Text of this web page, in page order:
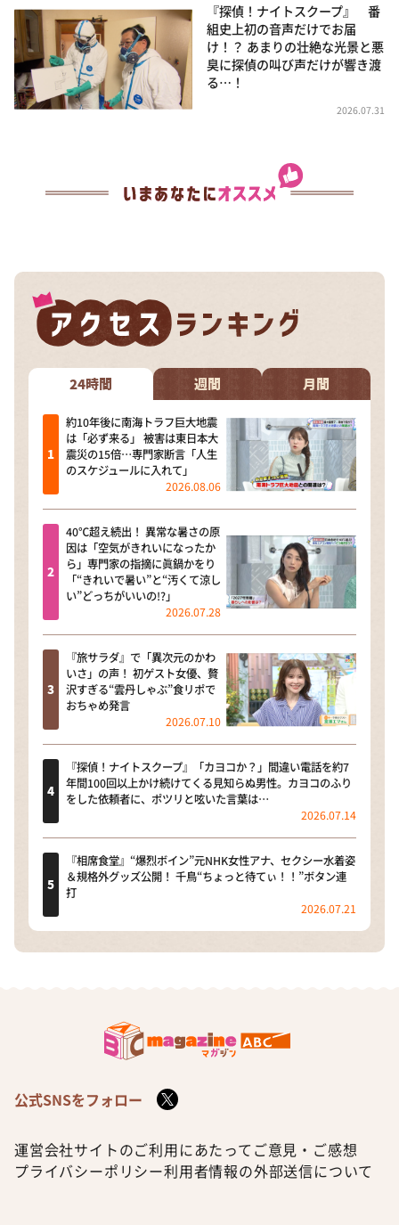
『探偵！ナイトスクープ』 番
組史上初の音声だけでお届
け！？ あまりの壮絶な光景と悪
臭に探偵の叫び声だけが響き渡
る…！
2026.07.31
24時間 週間 月間
約10年後に南海トラフ巨大地震
は「必ず来る」 被害は東日本大
震災の15倍…専門家断言「人生
のスケジュールに入れて」
2026.08.06
40℃超え続出！ 異常な暑さの原
因は「空気がきれいになったか
ら」専門家の指摘に眞鍋かをり
「“きれいで暑い”と“汚くて涼し
い”どっちがいいの!?」
2026.07.28
『旅サラダ』で「異次元のかわ
いさ」の声！ 初ゲスト女優、贅
沢すぎる“雲丹しゃぶ”食リポで
おちゃめ発言
2026.07.10
『探偵！ナイトスクープ』「カヨコか？」間違い電話を約7
年間100回以上かけ続けてくる見知らぬ男性。カヨコのふり
をした依頼者に、ポツリと呟いた言葉は…
2026.07.14
『相席食堂』“爆烈ボイン”元NHK女性アナ、セクシー水着姿
＆規格外グッズ公開！ 千鳥“ちょっと待てぃ！！”ボタン連
打
2026.07.21
公式SNSをフォロー
運営会社サイトのご利用にあたって ご意見・ご感想
プライバシーポリシー利用者情報の外部送信について